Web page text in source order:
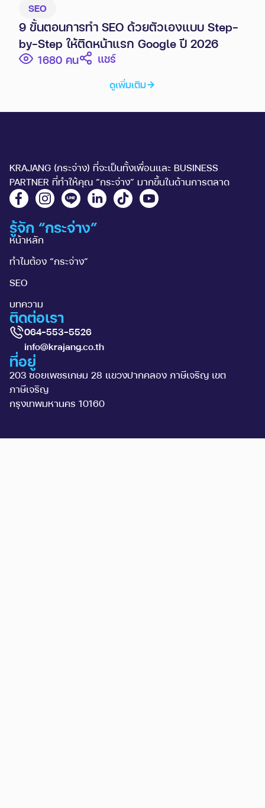
SEO
9 ขั้นตอนการทำ SEO ด้วยตัวเองแบบ Step-
by-Step ให้ติดหน้าแรก Google ปี 2026
1680 แชร์
ดูเพิ่มเติม
KRAJANG (กระจ่าง) ที่จะเป็นทั้งเพื่อนและ BUSINESS
PARTNER ที่ทำให้คุณ “กระจ่าง” มากขึ้นในด้านการตลาด
รู้จัก “กระจ่าง”
หน้าหลัก
ทำไมต้อง “กระจ่าง”
SEO
บทความ
ติดต่อเรา
064-553-5526
info@krajang.co.th
ที่อยู่
203 ซอยเพชรเกษม 28 แขวงปากคลอง ภาษีเจริญ เขต
ภาษีเจริญ
กรุงเทพมหานคร 10160